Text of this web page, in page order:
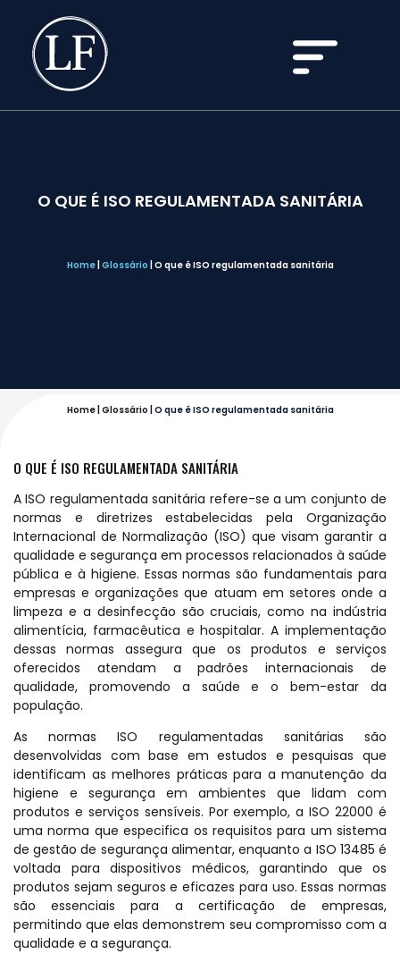
O QUE É ISO REGULAMENTADA SANITÁRIA
Home| Glossário O que é ISO regulamentada sanitária
Home| Glossário O que é ISO regulamentada sanitária
O QUE É ISO REGULAMENTADA SANITÁRIA
A ISO regulamentada sanitária refere-se a um conjunto de
normas e diretrizes estabelecidas pela Organização
Internacional de Normalização (ISO) que visam garantir a
qualidade e segurança em processos relacionados à saúde
pública e à higiene. Essas normas são fundamentais para
empresas e organizações que atuam em setores onde a
limpeza e a desinfecção são cruciais, como na indústria
alimentícia, farmacêutica e hospitalar. A implementação
dessas normas assegura que os produtos e serviços
oferecidos atendam a padrões internacionais de
qualidade, promovendo a saúde e o bem-estar da
população.
As normas ISO regulamentadas sanitárias são
desenvolvidas com base em estudos e pesquisas que
identificam as melhores práticas para a manutenção da
higiene e segurança em ambientes que lidam com
produtos e serviços sensíveis. Por exemplo, a ISO 22000 é
uma norma que especifica os requisitos para um sistema
de gestão de segurança alimentar, enquanto a ISO 13485 é
voltada para dispositivos médicos, garantindo que os
produtos sejam seguros e eficazes para uso. Essas normas
são essenciais para a certificação de empresas,
permitindo que elas demonstrem seu compromisso com a
qualidade e a segurança.